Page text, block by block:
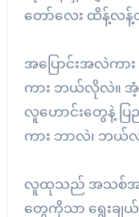
တော်လေး ထိန့်လ
အပြောင်းအလဲကာ
ကား ဘယ်လိုလဲ။ အံ့
လူဟောင်းတွေနဲ့ ပ
ကား ဘာလဲ၊ ဘ
လူထုသည် အသစ်အ
တွေကိုသာ ရွေးချ